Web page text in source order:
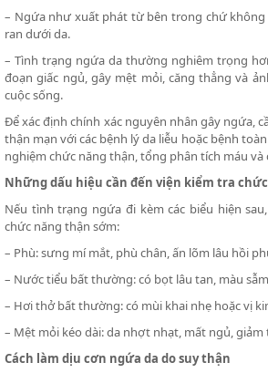
– Ngứa như xuất phát từ bên trong chứ không
ran dưới da.
– Tình trạng ngứa da thường nghiêm trọng
đoạn giấc ngủ, gây mệt mỏi, căng thẳng và
cuộc sống.
Để xác định chính xác nguyên nhân gây ngứa,
thận mạn với các bệnh lý da liễu hoặc bệnh
nghiệm chức năng thận, tổng phân tích máu và
Những dấu hiệu cần đến viện kiểm tra
Nếu tình trạng ngứa đi kèm các biểu hiện
chức năng thận sớm:
– Phù: sưng mí mắt, phù chân, ấn lõm lâu hồi
– Nước tiểu bất thường: có bọt lâu tan, màu
– Hơi thở bất thường: có mùi khai nhẹ hoặc vị
– Mệt mỏi kéo dài: da nhợt nhạt, mất ngủ,
Cách làm dịu cơn ngứa da do suy thận